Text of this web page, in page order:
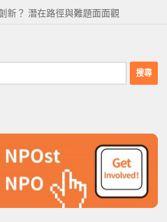
新？ 潛在路徑與難題面面觀